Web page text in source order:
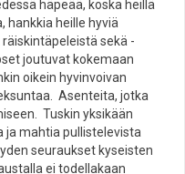
häpeää, koska heillä
hankkia heille hyviä
sekä -
joutuvat kokemaan
oikein hyvinvoivan
Asenteita, jotka
Tuskin yksikään
ja mahtia pullistelevista
seuraukset kyseisten
ei todellakaan